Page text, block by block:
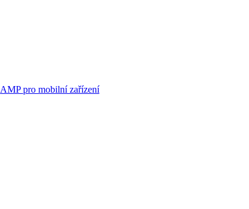
AMP pro mobilní zařízení